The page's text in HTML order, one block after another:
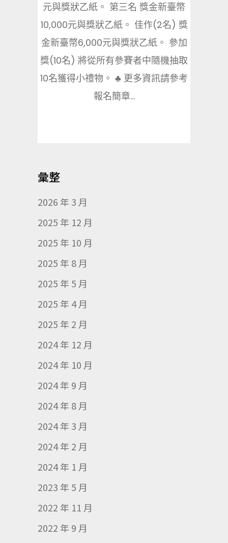
元與獎狀乙紙。 第三名 獎金新臺幣
10,000元與獎狀乙紙。 佳作(2名) 獎
金新臺幣6,000元與獎狀乙紙。 參加
獎(10名) 將從所有參賽者中隨機抽取
10名獲得小禮物。 ♣ 更多資訊請參考
報名簡章...
彙整
2026 年 3 月
2025 年 12 月
2025 年 10 月
2025 年 8 月
2025 年 5 月
2025 年 4 月
2025 年 2 月
2024 年 12 月
2024 年 10 月
2024 年 9 月
2024 年 8 月
2024 年 3 月
2024 年 2 月
2024 年 1 月
2023 年 5 月
2022 年 11 月
2022 年 9 月